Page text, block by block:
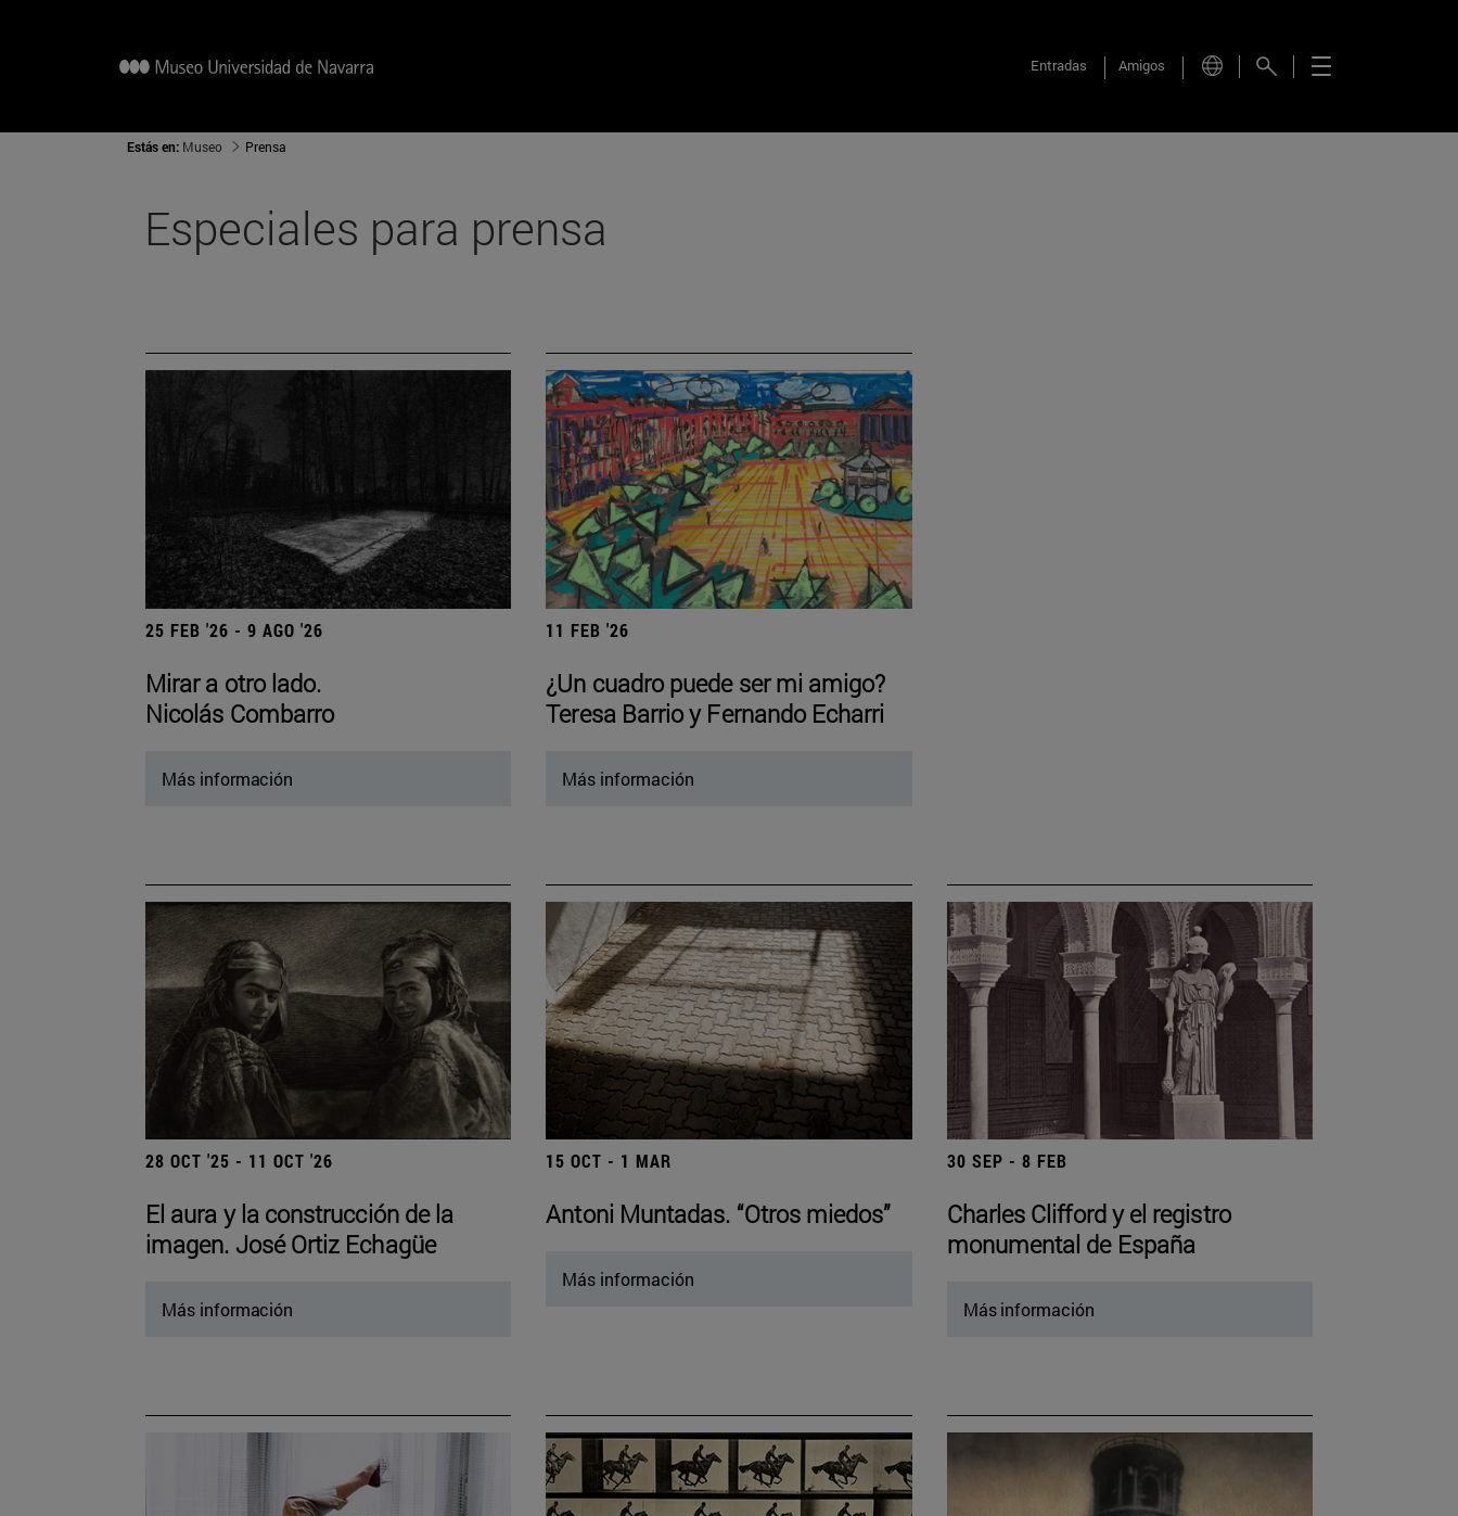
Entradas Amigos
Estás en: Museo Prensa
Especiales para prensa
25 FEB '26 - 9 AGO '26
Mirar a otro lado.
Nicolás Combarro
Más información
11 FEB '26
¿Un cuadro puede ser mi amigo?
Teresa Barrio y Fernando Echarri
Más información
28 OCT '25 - 11 OCT '26
El aura y la construcción de la
imagen. José Ortiz Echagüe
Más información
15 OCT - 1 MAR
Antoni Muntadas. “Otros miedos”
Más información
30 SEP - 8 FEB
Charles Clifford y el registro
monumental de España
Más información